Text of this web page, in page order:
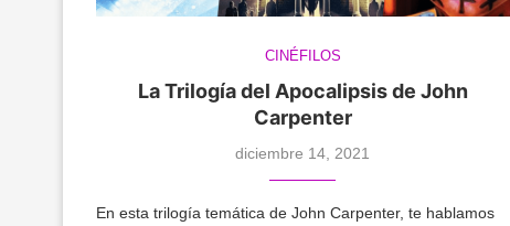
CINÉFILOS
La Trilogía del Apocalipsis de John
Carpenter
diciembre 14, 2021
En esta trilogía temática de John Carpenter, te hablamos